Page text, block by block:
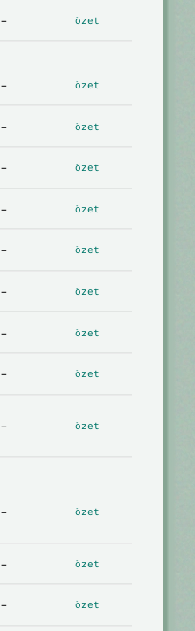
- özet
- özet
- özet
- özet
- özet
- özet
- özet
- özet
- özet
- özet
- özet
- özet
- özet